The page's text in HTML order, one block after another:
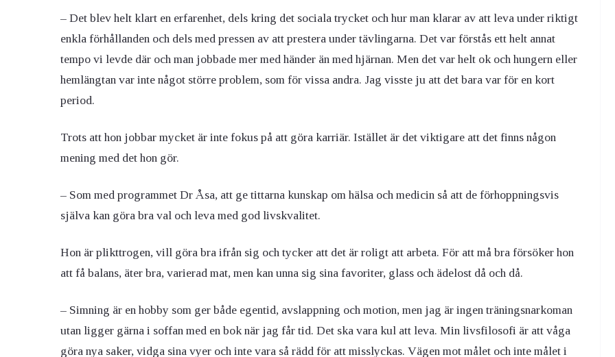
– Det blev helt klart en erfarenhet, dels kring det sociala trycket och hur man klarar av att leva under riktigt
enkla förhållanden och dels med pressen av att prestera under tävlingarna. Det var förstås ett helt annat
tempo vi levde där och man jobbade mer med händer än med hjärnan. Men det var helt ok och hungern eller
hemlängtan var inte något större problem, som för vissa andra. Jag visste ju att det bara var för en kort
period.
Trots att hon jobbar mycket är inte fokus på att göra karriär. Istället är det viktigare att det finns någon
mening med det hon gör.
– Som med programmet Dr Åsa, att ge tittarna kunskap om hälsa och medicin så att de förhoppningsvis
själva kan göra bra val och leva med god livskvalitet.
Hon är plikttrogen, vill göra bra ifrån sig och tycker att det är roligt att arbeta. För att må bra försöker hon
att få balans, äter bra, varierad mat, men kan unna sig sina favoriter, glass och ädelost då och då.
– Simning är en hobby som ger både egentid, avslappning och motion, men jag är ingen träningsnarkoman
utan ligger gärna i soffan med en bok när jag får tid. Det ska vara kul att leva. Min livsfilosofi är att våga
göra nya saker, vidga sina vyer och inte vara så rädd för att misslyckas. Vägen mot målet och inte målet i